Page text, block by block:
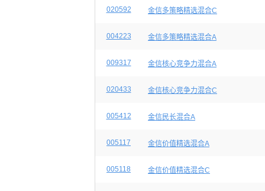
020592 金信多策略精选混合C
004223 金信多策略精选混合A
009317 金信核心竞争力混合A
020433 金信核心竞争力混合C
005412 金信民长混合A
005117 金信价值精选混合A
005118 金信价值精选混合C